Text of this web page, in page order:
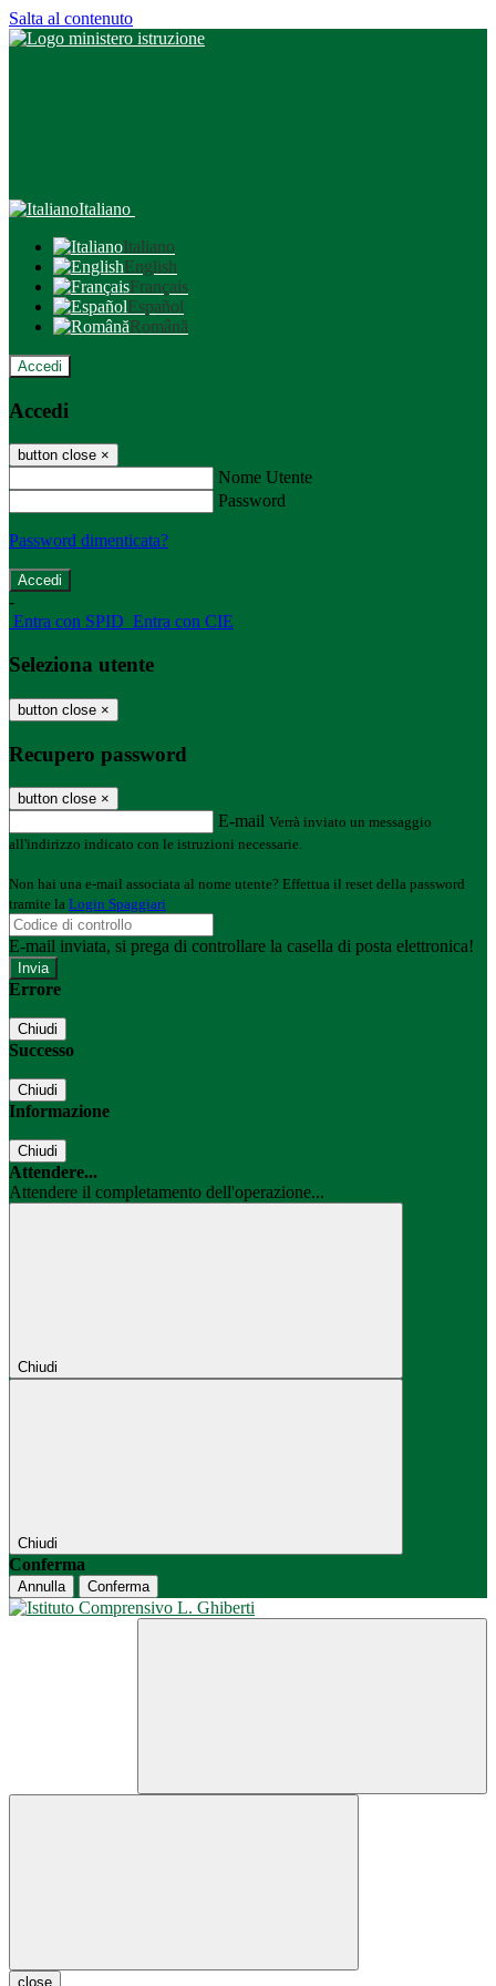
Salta al contenuto
Italiano
Italiano
English
Français
Español
Română
Accedi
Accedi
button close ×
Nome Utente
Password
Password dimenticata?
-
Entra con SPID Entra con CIE
Seleziona utente
button close ×
Recupero password
button close ×
E-mail Verrà inviato un messaggio
all'indirizzo indicato con le istruzioni necessarie.
Non hai una e-mail associata al nome utente? Effettua il reset della password
tramite la Login Spaggiari
E-mail inviata, si prega di controllare la casella di posta elettronica!
Errore
Chiudi
Successo
Chiudi
Informazione
Chiudi
Attendere...
Attendere il completamento dell'operazione...
Chiudi
Chiudi
Conferma
Annulla Conferma
close